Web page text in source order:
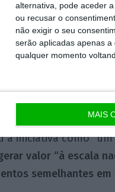
alternativa, pode aceder
ou recusar o
não exigir o seu
serão aplicadas apenas
qualquer momento
MAIS
Municipal de Santarém
a iniciativa como “um
valor “à escala
semelhantes